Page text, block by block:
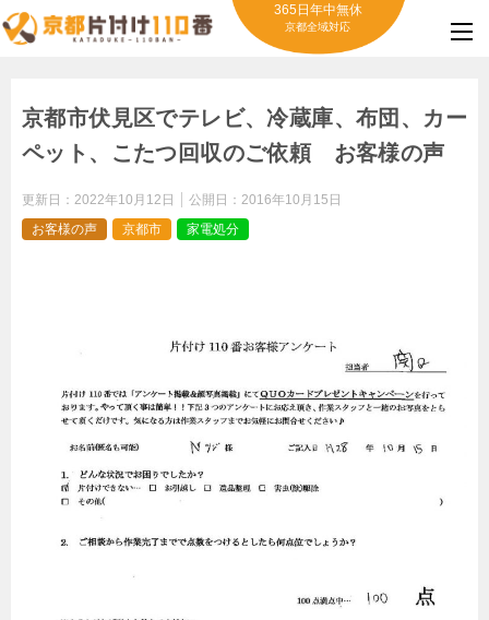
365日年中無休
京都全域対応
京都市伏見区でテレビ、冷蔵庫、布団、カー
ペット、こたつ回収のご依頼 お客様の声
更新日： 2022年10月12日 公開日： 2016年10月15日
お客様の声
京都市 家電処分